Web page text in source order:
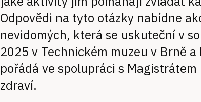
Odpovědi na tyto otázky nabídne
nevidomých, která se uskuteční v
2025 v Technickém muzeu v Brně
pořádá ve spolupráci s
zdraví.